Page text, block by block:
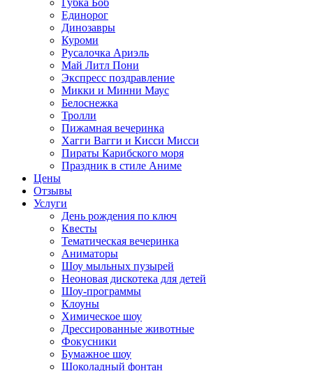
Единорог
Динозавры
Куроми
Русалочка Ариэль
Май Литл Пони
Экспресс поздравление
Микки и Минни Маус
Белоснежка
Тролли
Пижамная вечеринка
Хагги Вагги и Кисси Мисси
Пираты Карибского моря
Праздник в стиле Аниме
Цены
Отзывы
Услуги
День рождения по ключ
Квесты
Тематическая вечеринка
Аниматоры
Шоу мыльных пузырей
Неоновая дискотека для детей
Шоу-программы
Клоуны
Химическое шоу
Дрессированные животные
Фокусники
Бумажное шоу
Шоколадный фонтан